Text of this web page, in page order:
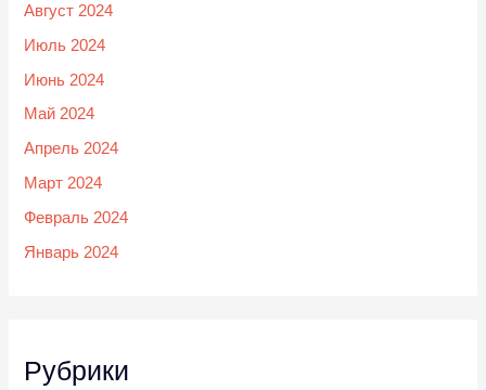
Август 2024
Июль 2024
Июнь 2024
Май 2024
Апрель 2024
Март 2024
Февраль 2024
Январь 2024
Рубрики